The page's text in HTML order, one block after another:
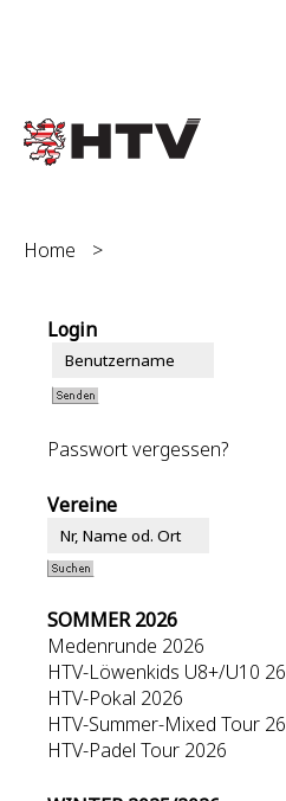
Home >
Login
Passwort vergessen?
Vereine
SOMMER 2026
Medenrunde 2026
HTV-Löwenkids U8+/U10 26
HTV-Pokal 2026
HTV-Summer-Mixed Tour 26
HTV-Padel Tour 2026